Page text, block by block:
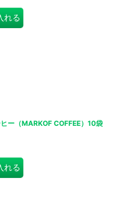
れる
ー（MARKOF COFFEE）10袋
れる